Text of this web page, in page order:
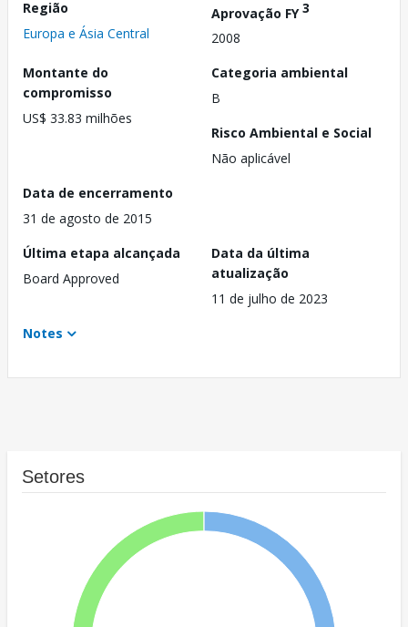
Região
Europa e Ásia Central
Aprovação FY3
2008
Montante do
compromisso
US$ 33.83 milhões
Categoria ambiental
B
Risco Ambiental e Social
Não aplicável
Data de encerramento
31 de agosto de 2015
Última etapa alcançada
Board Approved
Data da última
atualização
11 de julho de 2023
Notes
Setores